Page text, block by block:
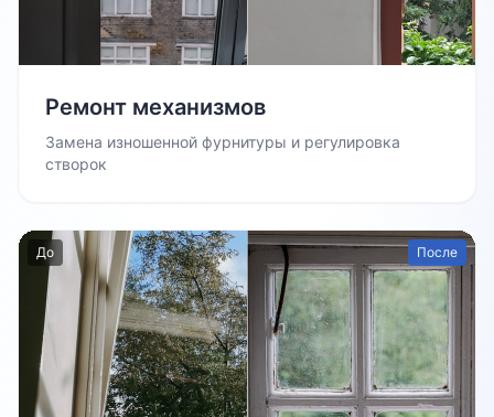
Ремонт механизмов
Замена изношенной фурнитуры и регулировка
створок
До После